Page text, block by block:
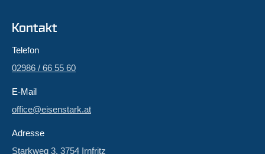
Kontakt
Telefon
02986 / 66 55 60
E-Mail
office@eisenstark.at
Adresse
Starkweg 3, 3754 Irnfritz